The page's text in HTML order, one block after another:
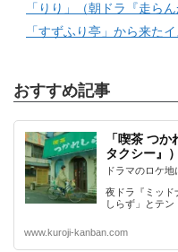
「りり」（朝ドラ『走らん
「すずふり亭」から来た
おすすめ記事
「喫茶 つ
タクシー』）
ドラマのロケ地
夜ドラ『ミッド
しらず」とテ
www.kuroji-kanban.com